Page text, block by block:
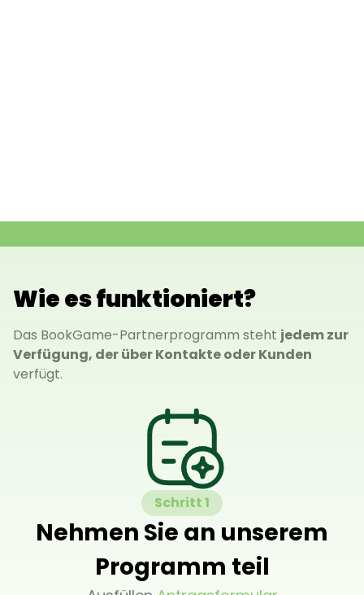
Wie es funktioniert?
Das BookGame-Partnerprogramm steht jedem zur
Verfügung, der über Kontakte oder Kunden
verfügt.
Schritt 1
Nehmen Sie an unserem
Programm teil